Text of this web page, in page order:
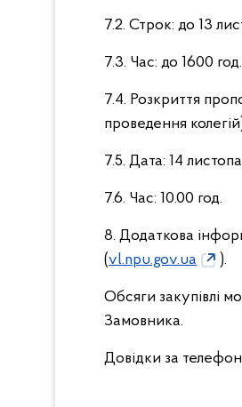
7.2. Строк: до 13
7.3. Час: до 1600 год.
7.4. Розкриття
проведення
7.5. Дата: 14
7.6. Час: 10.00 год.
8. Додаткова
(vl.npu.gov.ua ).
Обсяги закупівлі
Замовника.
Довідки за